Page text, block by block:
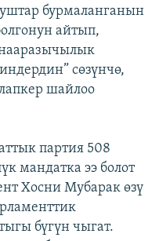
бурмаланганын
айтып,
сөзүнчө,
шайлоо
партия 508
мандатка ээ болот
Хосни Мубарак өзү
бүгүн чыгат.